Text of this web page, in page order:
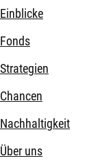
Einblicke
Fonds
Strategien
Chancen
Nachhaltigkeit
Über uns